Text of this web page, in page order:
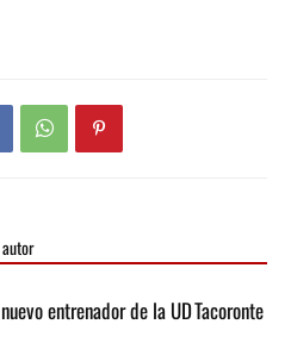
entrenador de la UD Tacoronte